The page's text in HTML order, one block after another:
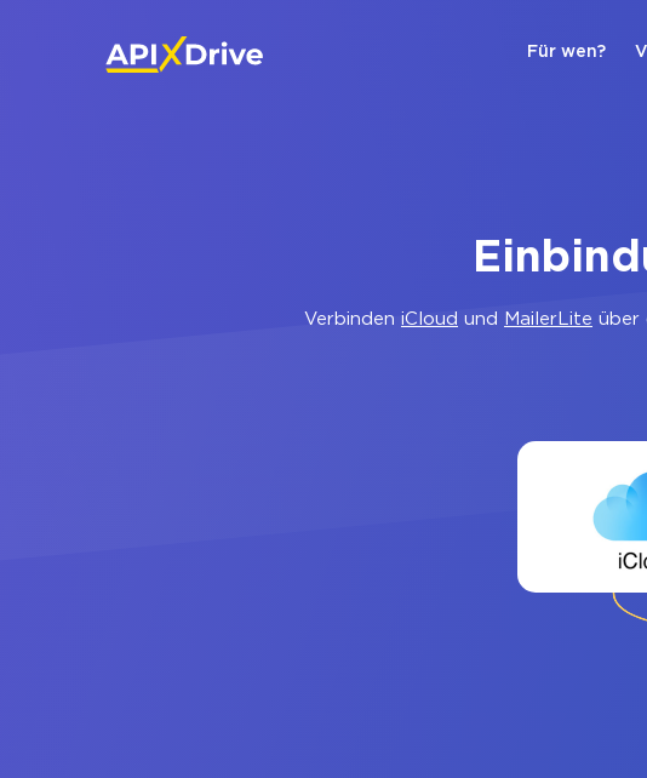
Für wen?
Verbinden iCloud und MailerLite über